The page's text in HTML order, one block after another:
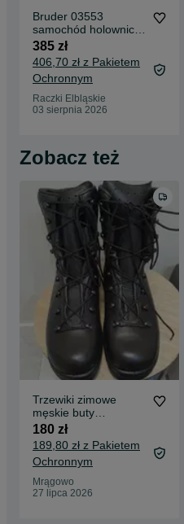
Bruder 03553
samochód holowniczy
Scania Super 560R +
moduł świetlny
385 zł
406,70 zł z Pakietem
Ochronnym
Raczki Elbląskie
03 sierpnia 2026
Zobacz też
Trzewiki zimowe
męskie buty
wojskowe
180 zł
189,80 zł z Pakietem
Ochronnym
Mrągowo
27 lipca 2026